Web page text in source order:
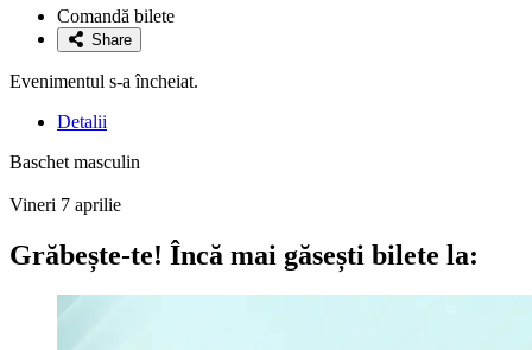
favoriteComandă bilete
Share
Evenimentul s-a încheiat.
Detalii
Baschet masculin
Vineri 7 aprilie
Grăbește-te! Încă mai găsești bilete la: